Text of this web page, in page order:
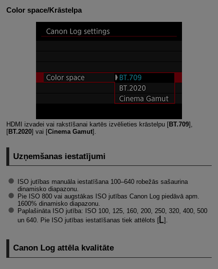
Color space/Krāstelpa
HDMI izvadei vai rakstīšanai kartēs izvēlieties krāstelpu [BT.709],
[BT.2020] vai [Cinema Gamut].
Uzņemšanas iestatījumi
ISO jutības manuāla iestatīšana 100–640 robežās sašaurina
dinamisko diapazonu.
Pie ISO 800 vai augstākas ISO jutības Canon Log piedāvā apm.
1600% dinamisko diapazonu.
Paplašināta ISO jutība: ISO 100, 125, 160, 200, 250, 320, 400, 500
un 640. Pie ISO jutības iestatīšanas tiek attēlots [
].
Canon Log attēla kvalitāte